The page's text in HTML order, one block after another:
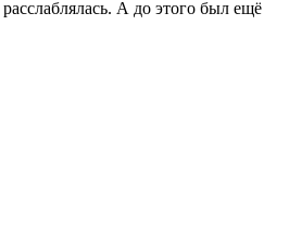
А до этого был ещё